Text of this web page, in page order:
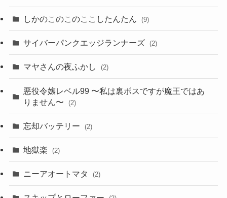
しかのこのこのここしたんたん (9)
サイバーパンクエッジランナーズ (2)
マヤさんの夜ふかし (2)
悪役令嬢レベル99 〜私は裏ボスですが魔王ではあ
りません〜
(2)
忘却バッテリー (2)
地獄楽 (2)
ニーアオートマタ (2)